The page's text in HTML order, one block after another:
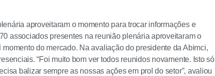
aproveitaram o momento para trocar informações e
associados presentes na reunião plenária aproveitaram o
do mercado. Na avaliação do presidente da Abimci,
“Foi muito bom ver todos reunidos novamente. Isto só
balizar sempre as nossas ações em prol do setor”, avaliou